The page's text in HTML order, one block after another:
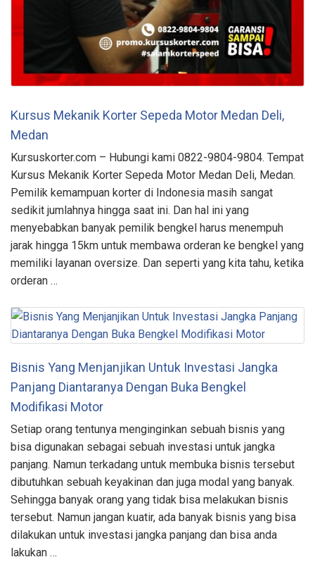
Kursus Mekanik Korter Sepeda Motor Medan Deli,
Medan
Kursuskorter.com – Hubungi kami 0822-9804-9804. Tempat
Kursus Mekanik Korter Sepeda Motor Medan Deli, Medan.
Pemilik kemampuan korter di Indonesia masih sangat
sedikit jumlahnya hingga saat ini. Dan hal ini yang
menyebabkan banyak pemilik bengkel harus menempuh
jarak hingga 15km untuk membawa orderan ke bengkel yang
memiliki layanan oversize. Dan seperti yang kita tahu, ketika
orderan …
Bisnis Yang Menjanjikan Untuk Investasi Jangka
Panjang Diantaranya Dengan Buka Bengkel
Modifikasi Motor
Setiap orang tentunya menginginkan sebuah bisnis yang
bisa digunakan sebagai sebuah investasi untuk jangka
panjang. Namun terkadang untuk membuka bisnis tersebut
dibutuhkan sebuah keyakinan dan juga modal yang banyak.
Sehingga banyak orang yang tidak bisa melakukan bisnis
tersebut. Namun jangan kuatir, ada banyak bisnis yang bisa
dilakukan untuk investasi jangka panjang dan bisa anda
lakukan …